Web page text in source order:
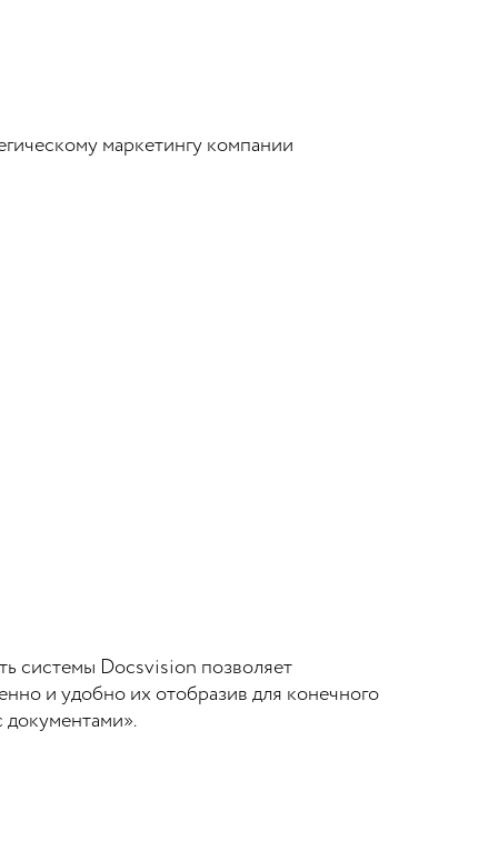
маркетингу компании
системы Docsvision позволяет
и удобно их отобразив для конечного
документами».